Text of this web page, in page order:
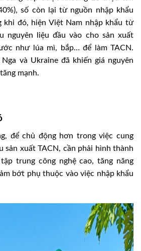
số còn lại từ nguồn nhập khẩu
khi đó, hiện Việt Nam nhập khẩu từ
nguyên liệu đầu vào cho sản xuất
như lúa mì, bắp… để làm TACN.
và Ukraine đã khiến giá nguyên
mạnh.
để chủ động hơn trong việc cung
sản xuất TACN, cần phải hình thành
trung công nghệ cao, tăng năng
bớt phụ thuộc vào việc nhập khẩu